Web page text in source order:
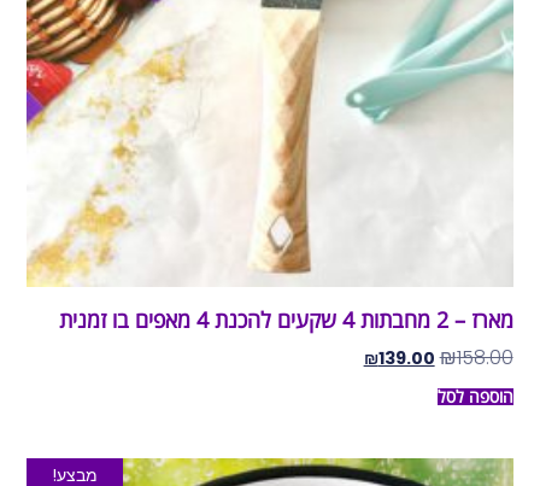
מארז – 2 מחבתות 4 שקעים להכנת 4 מאפים בו זמנית
₪158.00
₪139.00
הוספה לסל
מבצע!